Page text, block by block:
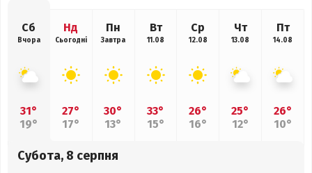
Сб
Вчора
31°
19°
Нд
Сьогодні
27°
17°
Пн
Завтра
30°
13°
Вт
11.08
33°
15°
Ср
12.08
26°
16°
Чт
13.08
25°
12°
Пт
14.08
26°
10°
Субота, 8 серпня